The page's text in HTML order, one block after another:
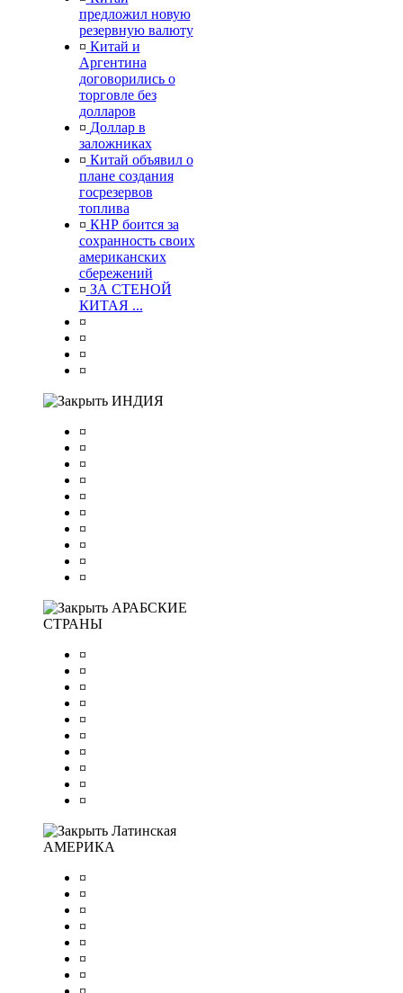
предложил новую
резервную валюту
¤ Китай и
Аргентина
договорились о
торговле без
долларов
¤ Доллар в
заложниках
¤ Китай объявил о
плане создания
госрезервов
топлива
¤ КНР боится за
сохранность своих
американских
сбережений
¤ ЗА СТЕНОЙ
КИТАЯ ...
¤
¤
¤
¤
ИНДИЯ
¤
¤
¤
¤
¤
¤
¤
¤
¤
¤
АРАБСКИЕ
СТРАНЫ
¤
¤
¤
¤
¤
¤
¤
¤
¤
¤
Латинская
АМЕРИКА
¤
¤
¤
¤
¤
¤
¤